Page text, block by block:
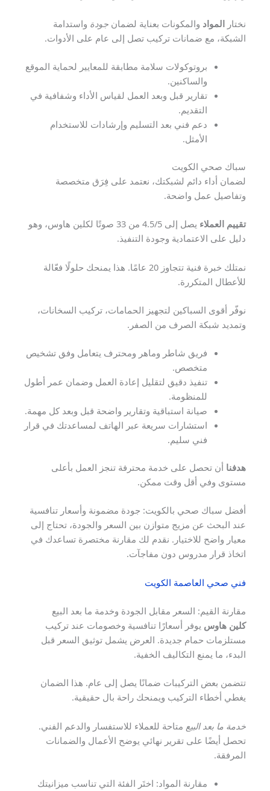
نختار المواد والمكونات بعناية لضمان جودة واستدامة
الشبكة، مع ضمانات تركيب تصل إلى عام على الأدوات.
بروتوكولات سلامة مطابقة للمعايير لحماية الموقع
والساكنين.
تقارير قبل وبعد العمل لقياس الأداء وشفافية في
التقديم.
دعم فني بعد التسليم وإرشادات للاستخدام
الأمثل.
سباك صحي الكويت
لضمان أداء دائم لشبكتك، نعتمد على فِرَق متخصصة
وتفاصيل عمل واضحة.
تقييم العملاء
يصل إلى 4.5/5 من 33 صوتًا لكلين هاوس، وهو
دليل على الاعتمادية وجودة التنفيذ.
نمتلك خبرة فنية تتجاوز 20 عامًا. هذا يمنحك حلولًا فعّالة
للأعطال المتكررة.
نوفّر أقوى السباكين لتجهيز الحمامات، تركيب السخانات،
وتمديد شبكة الصرف من الصفر.
فريق شاطر وماهر ومحترف يتعامل وفق تشخيص
متخصص.
تنفيذ دقيق لتقليل إعادة العمل وضمان عمر أطول
للمنظومة.
صيانة استباقية وتقارير واضحة قبل وبعد كل مهمة.
استشارات سريعة عبر الهاتف لمساعدتك في قرار
فني سليم.
هدفنا أن تحصل على خدمة محترفة تنجز العمل بأعلى
مستوى وفي أقل وقت ممكن.
أفضل سباك صحي بالكويت: جودة مضمونة وأسعار تنافسية
عند البحث عن مزيج متوازن بين السعر والجودة، تحتاج إلى
معيار واضح للاختيار. نقدم لك مقارنة مختصرة تساعدك في
اتخاذ قرار مدروس دون مفاجآت.
فني صحي العاصمة الكويت
مقارنة القيم: السعر مقابل الجودة وخدمة ما بعد البيع
كلين هاوس يوفر أسعارًا تنافسية وخصومات عند تركيب
مستلزمات حمام جديدة. العرض يشمل توثيق السعر قبل
البدء، ما يمنع التكاليف الخفية.
تتضمن بعض التركيبات ضمانًا يصل إلى عام. هذا الضمان
يغطي أخطاء التركيب ويمنحك راحة بال حقيقية.
خدمة ما بعد البيع متاحة للعملاء للاستفسار والدعم الفني.
تحصل أيضًا على تقرير نهائي يوضح الأعمال والضمانات
المرفقة.
مقارنة المواد: اختَر الفئة التي تناسب ميزانيتك